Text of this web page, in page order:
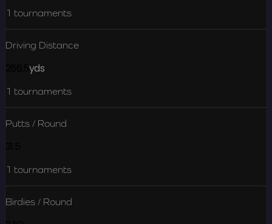
1 tournaments
Driving Distance
yds
1 tournaments
Putts / Round
1 tournaments
Birdies / Round